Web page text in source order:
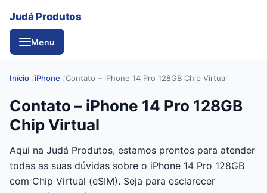
Judá Produtos
Menu
Início iPhone Contato – iPhone 14 Pro 128GB Chip Virtual
Contato – iPhone 14 Pro 128GB
Chip Virtual
Aqui na Judá Produtos, estamos prontos para atender
todas as suas dúvidas sobre o iPhone 14 Pro 128GB
com Chip Virtual (eSIM). Seja para esclarecer